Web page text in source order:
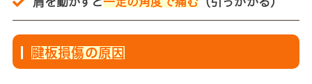
腱板損傷の原因